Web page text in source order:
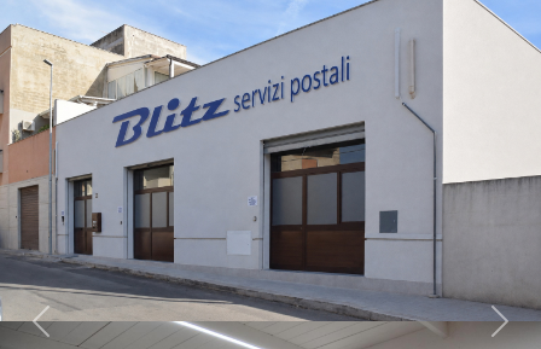
Previous Next